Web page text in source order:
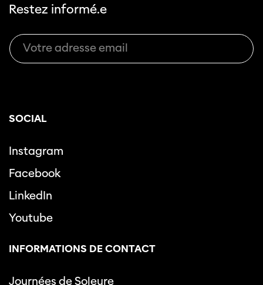
Restez informé.e
SOCIAL
Instagram
Facebook
LinkedIn
Youtube
INFORMATIONS DE CONTACT
Journées de Soleure